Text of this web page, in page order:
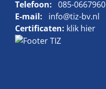
Telefoon: 085-0667960
E-mail:
info@tiz-bv.nl
Certificaten: klik hier